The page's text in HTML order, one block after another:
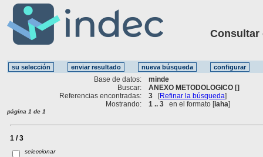
Consultar
Base de datos:
minde
Buscar:
ANEXO METODOLOGICO []
Referencias encontradas:
3 [Refinar la búsqueda]
Mostrando:
1 .. 3 en el formato [iaha]
página 1 de 1
1 / 3
seleccionar